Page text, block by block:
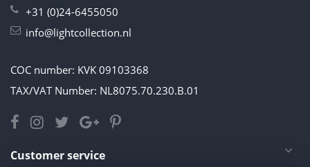
+31 (0)24-6455050
info@lightcollection.nl
COC number: KVK 09103368
TAX/VAT Number: NL8075.70.230.B.01
Customer service